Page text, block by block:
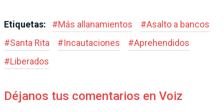
Etiquetas: #Más allanamientos #Asalto a bancos
#Santa Rita #Incautaciones #Aprehendidos
#Liberados
Déjanos tus comentarios en Voiz